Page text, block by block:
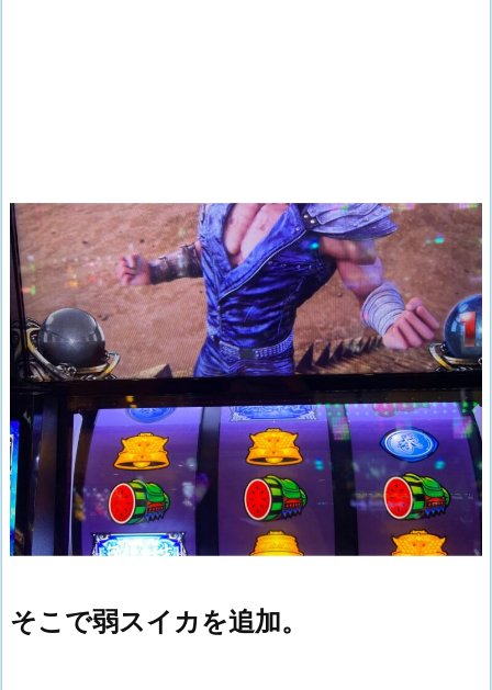
そこで弱スイカを追加。